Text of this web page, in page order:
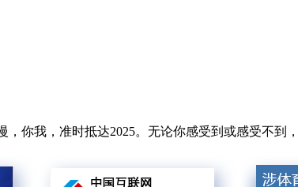
，你我，准时抵达2025。无论你感受到或感受不到